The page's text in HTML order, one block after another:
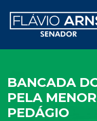
BANCADA
PELA
PEDÁGIO